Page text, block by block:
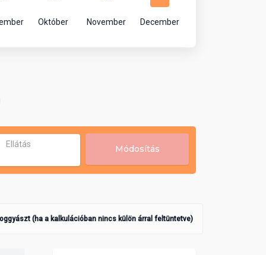
Október November December
Ellátás Módosítás
(ha a kalkulációban nincs külön árral feltüntetve)